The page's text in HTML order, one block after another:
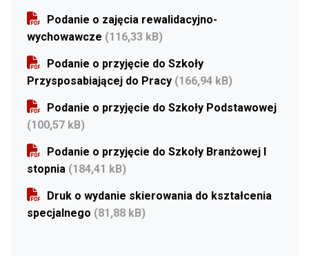
Podanie o zajęcia rewalidacyjno-
wychowawcze (116,33 kB)
Podanie o przyjęcie do Szkoły
Przysposabiającej do Pracy (166,94 kB)
Podanie o przyjęcie do Szkoły Podstawowej
(100,57 kB)
Podanie o przyjęcie do Szkoły Branżowej I
stopnia (184,41 kB)
Druk o wydanie skierowania do kształcenia
specjalnego (81,88 kB)